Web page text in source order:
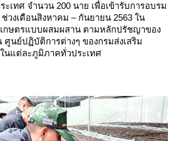
ะเทศ จำนวน 200 นาย เพื่อเข้ารับการอบรม
ช่วงเดือนสิงหาคม – กันยายน 2563 ใน
กษตรแบบผสมผสาน ตามหลักปรัชญาของ
ศูนย์ปฏิบัติการต่างๆ ของกรมส่งเสริม
นแต่ละภูมิภาคทั่วประเทศ